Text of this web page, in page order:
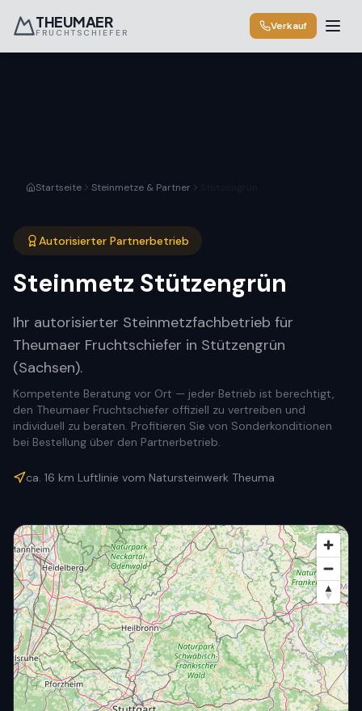
THEUMAER
FRUCHTSCHIEFER
Verkauf
Startseite Steinmetze & Partner
Autorisierter Partnerbetrieb
Steinmetz Stützengrün
Ihr autorisierter Steinmetzfachbetrieb für
Theumaer Fruchtschiefer in Stützengrün
(Sachsen).
Kompetente Beratung vor Ort — jeder Betrieb ist berechtigt,
den Theumaer Fruchtschiefer offiziell zu vertreiben und
individuell zu beraten. Profitieren Sie von Sonderkonditionen
bei Bestellung über den Partnerbetrieb.
ca. 16 km Luftlinie vom Natursteinwerk Theuma